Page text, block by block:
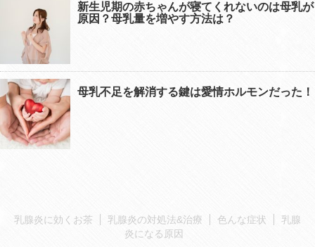
新生児期の赤ちゃんが寝てくれないのは母乳が
原因？母乳量を増やす方法は？
母乳不足を解消する鍵は愛情ホルモンだった！
乳腺炎に効くお茶 乳腺炎の対処法&治療 色んな症状
乳腺
炎になる原因